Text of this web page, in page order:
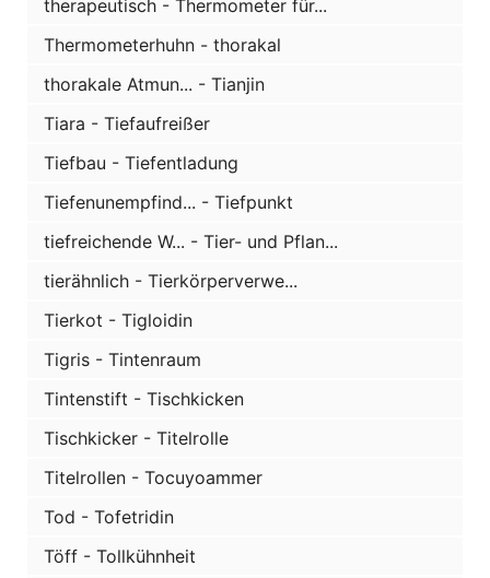
therapeutisch - Thermometer für...
Thermometerhuhn - thorakal
thorakale Atmun... - Tianjin
Tiara - Tiefaufreißer
Tiefbau - Tiefentladung
Tiefenunempfind... - Tiefpunkt
tiefreichende W... - Tier- und Pflan...
tierähnlich - Tierkörperverwe...
Tierkot - Tigloidin
Tigris - Tintenraum
Tintenstift - Tischkicken
Tischkicker - Titelrolle
Titelrollen - Tocuyoammer
Tod - Tofetridin
Töff - Tollkühnheit